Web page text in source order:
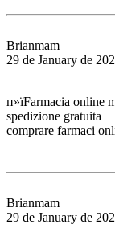
Brianmam
29 de January de
п»їFarmacia online
spedizione gratuita
comprare farmaci
Brianmam
29 de January de